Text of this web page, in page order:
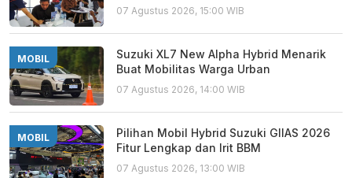
07 Agustus 2026, 15:00 WIB
MOBIL
Suzuki XL7 New Alpha Hybrid Menarik
Buat Mobilitas Warga Urban
07 Agustus 2026, 14:00 WIB
MOBIL
Pilihan Mobil Hybrid Suzuki GIIAS 2026
Fitur Lengkap dan Irit BBM
07 Agustus 2026, 13:00 WIB